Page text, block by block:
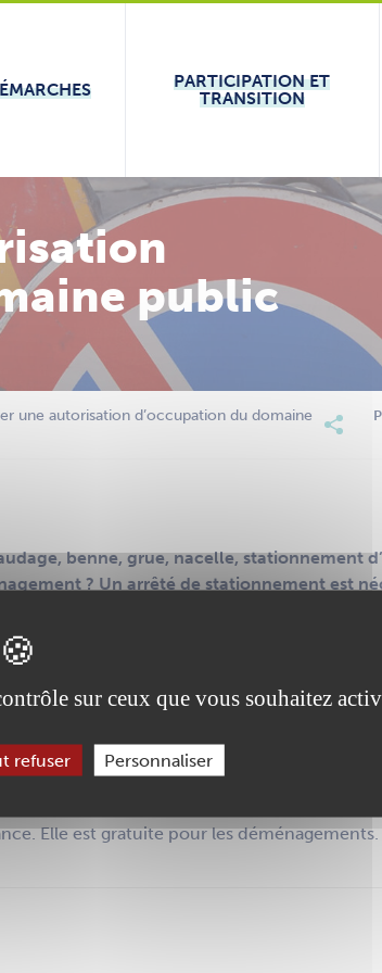
PARTICIPATION ET
TRANSITION
public
une autorisation d’occupation du domaine
benne, grue, nacelle, stationnement
? Un arrêté de stationnement est
travaux engagés dans la zone.
en ligne
Elle est gratuite pour les déménagements.
sur ceux que vous souhaitez
refuser Personnaliser